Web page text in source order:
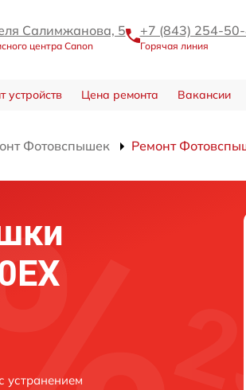
Салимжанова, 5
центра Canon
+7 (843) 254-
Горячая линия
устройств Цена ремонта Вакансии
Фотовспышек Ремонт
устранением